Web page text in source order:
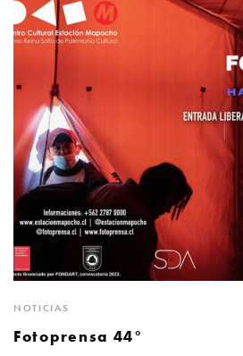
NOTICIAS
Fotoprensa 44°